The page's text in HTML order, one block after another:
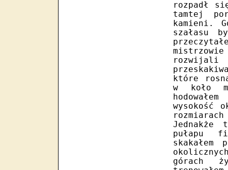
rozpadł
tamtej
kamieni.
szałasu
rozwijali
które
w koło
wysokość
Jednakże
pułapu
górach